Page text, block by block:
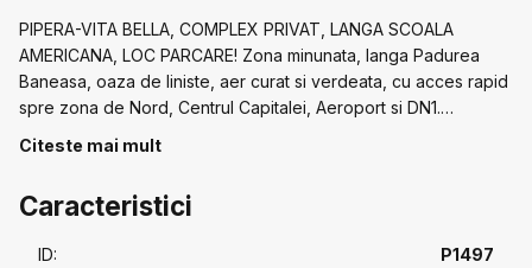
PIPERA-VITA BELLA, COMPLEX PRIVAT, LANGA SCOALA
AMERICANA, LOC PARCARE! Zona minunata, langa Padurea
Baneasa, oaza de liniste, aer curat si verdeata, cu acces rapid
spre zona de Nord, Centrul Capitalei, Aeroport si DN1.
Apartament confortabil, intr-un Complex rezidential 2009, cu
transport. Interior cu finisaje moderne, nemobilat, bucatarie
Citeste mai mult
Caracteristici
ID: P1497